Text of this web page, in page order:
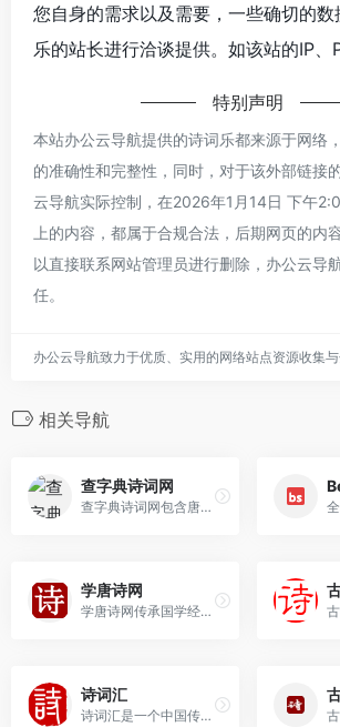
您自身的需求以及需要，一些确切的
乐的站长进行洽谈提供。如该站的IP、
特别声明
本站办公云导航提供的诗词乐都来源于网络
的准确性和完整性，同时，对于该外部链接
云导航实际控制，在2026年1月14日 下午
上的内容，都属于合规合法，后期网页的内
以直接联系网站管理员进行删除，办公云导
任。
办公云导航致力于优质、实用的网络站点资源收集与
相关导航
查字典诗词网
查字典诗词网包含唐诗三百首、宋词、元曲精选等经典古诗词大全、诗词名句；论语、诗经、孙子兵法等古文典籍翻译；古文观止，初中、高中文言文等文言文翻译，并提供古诗词鉴赏，诗词名句等相关知识。
学唐诗网
学唐诗网传承国学经典，致力于让更多古诗文爱好者更方便的学习查阅古诗词，收录了数万诗歌文章及诗词名句和古典文集。
诗词汇
诗词汇是一个中国传统文化数字平台,收集并整理了历史上各朝代的诗词名句和典籍名著.详细的注释翻译,诗词古文一读就懂.诗词汇致力于让更多的人爱上诗词古文,传承国学经典.